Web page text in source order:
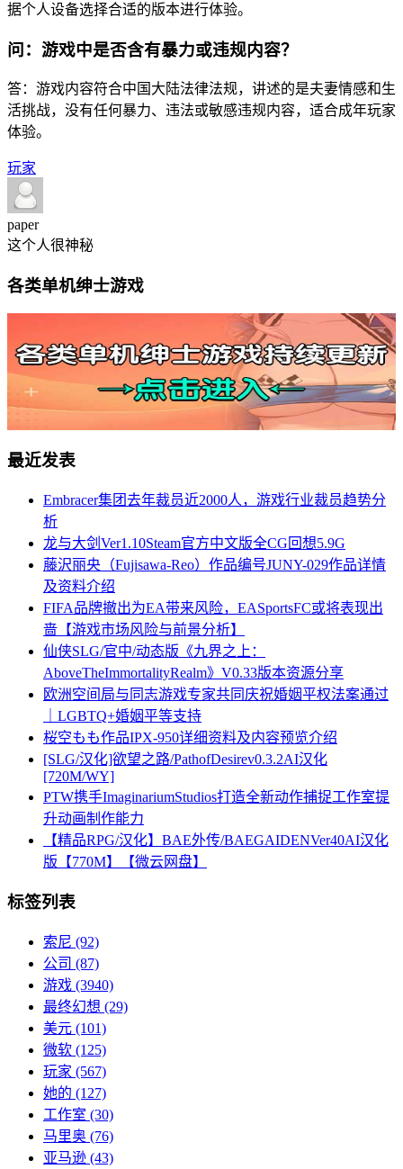
据个人设备选择合适的版本进行体验。
问：游戏中是否含有暴力或违规内容？
答：游戏内容符合中国大陆法律法规，讲述的是夫妻情感和生
活挑战，没有任何暴力、违法或敏感违规内容，适合成年玩家
体验。
玩家
paper
这个人很神秘
各类单机绅士游戏
最近发表
Embracer集团去年裁员近2000人，游戏行业裁员趋势分
析
龙与大剑Ver1.10Steam官方中文版全CG回想5.9G
藤沢丽央（Fujisawa-Reo）作品编号JUNY-029作品详情
及资料介绍
FIFA品牌撤出为EA带来风险，EASportsFC或将表现出
啬【游戏市场风险与前景分析】
仙侠SLG/官中/动态版《九界之上：
AboveTheImmortalityRealm》V0.33版本资源分享
欧洲空间局与同志游戏专家共同庆祝婚姻平权法案通过
｜LGBTQ+婚姻平等支持
桜空もも作品IPX-950详细资料及内容预览介绍
[SLG/汉化]欲望之路/PathofDesirev0.3.2AI汉化
[720M/WY]
PTW携手ImaginariumStudios打造全新动作捕捉工作室提
升动画制作能力
【精品RPG/汉化】BAE外传/BAEGAIDENVer40AI汉化
版【770M】【微云网盘】
标签列表
索尼 (92)
公司 (87)
游戏 (3940)
最终幻想 (29)
美元 (101)
微软 (125)
玩家 (567)
她的 (127)
工作室 (30)
马里奥 (76)
亚马逊 (43)